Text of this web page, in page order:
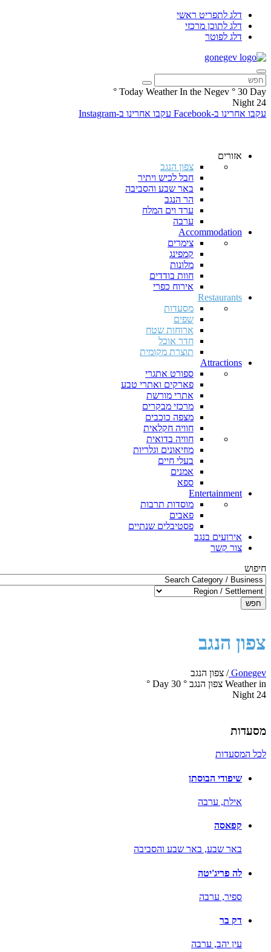
דלג לתפריט ראשי
דלג לתוכן מרכזי
דלג לפוטר
Today Weather In the Negev ° 30 Day
°
24
Night
עקבו אחרינו ב-Facebook
עקבו אחרינו ב-Instagram
אזורים
צפון הנגב
חבל לכיש ויתיר
באר שבע והסביבה
הר הנגב
ערד וים המלח
ערבה
Accommodation
צימרים
קמפינג
מלונות
חוות בודדים
אירוח כפרי
Restaurants
מסעדות
שפים
ארוחות שטח
חדר אוכל
תוצרת מקומית
Attractions
ספורט אתגרי
פארקים ואתרי טבע
אתרי מורשת
מרכזי מבקרים
מצפה כוכבים
חוויה חקלאית
חוויה בדואית
מוזיאונים וגלריות
בעלי חיים
אמנים
ספא
Entertainment
מוסדות תרבות
פאבים
פסטיבלים שנתיים
אירועים בנגב
צור קשר
חיפוש
חפש
צפון הנגב
Gonegev
/ צפון הנגב
Weather in צפון הנגב
°
30
Day
°
24
Night
מסעדות
לכל המסעדות
שיפודי הבוסתן
אילת, ערבה
קפאסה
באר שבע, באר שבע והסביבה
לה פריג'יטה
ספיר, ערבה
דק בר
עין יהב, ערבה